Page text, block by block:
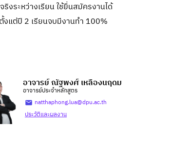
งระหว่างเรียน ใช้ยื่นสมัครงานได้
แต่ปี 2 เรียนจบมีงานทำ 100%
อาจารย์ ณัฐพงศ์ เหลืองนฤดม
อาจารย์ประจำหลักสูตร
natthaphong.lua@dpu.ac.th
ประวัติและผลงาน